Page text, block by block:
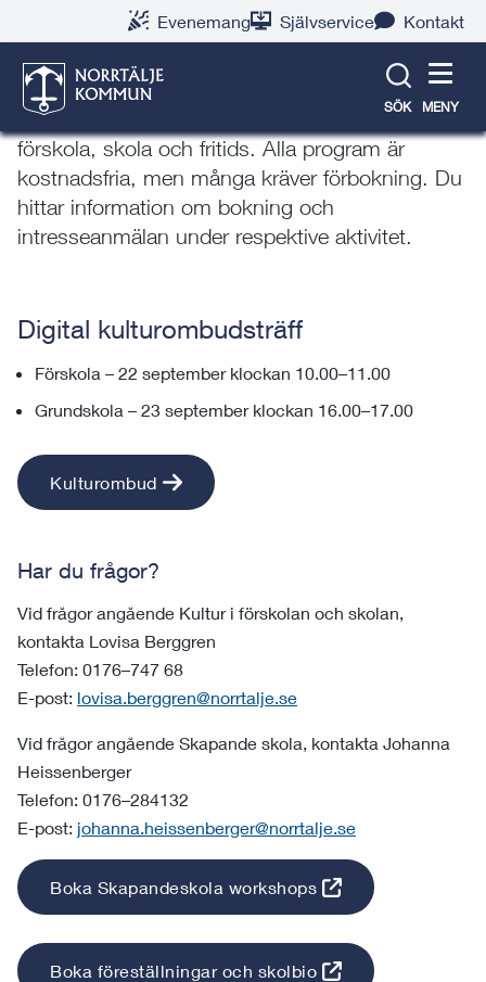
Evenemang Självservice Kontakt
SÖK MENY
Aktuellt program
Här hittar du alla aktuella kulturprogram för
förskola, skola och fritids. Alla program är
kostnadsfria, men många kräver förbokning. Du
hittar information om bokning och
intresseanmälan under respektive aktivitet.
Digital kulturombudsträff
Förskola – 22 september klockan 10.00–11.00
Grundskola – 23 september klockan 16.00–17.00
Kulturombud
Har du frågor?
Vid frågor angående Kultur i förskolan och skolan,
kontakta Lovisa Berggren
Telefon: 0176–747 68
E-post: lovisa.berggren@norrtalje.se
Vid frågor angående Skapande skola, kontakta Johanna
Heissenberger
Telefon: 0176–284132
E-post: johanna.heissenberger@norrtalje.se
Boka Skapandeskola workshops
Boka föreställningar och skolbio